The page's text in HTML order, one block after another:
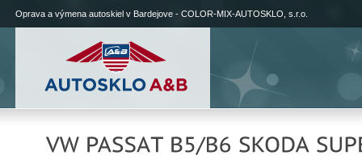
Oprava a výmena autoskiel v Bardejove - COLOR-MIX-AUTOSKLO, s.r.o.